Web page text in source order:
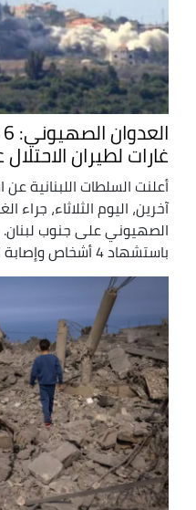
غارات لطيران
آخرين، اليوم الثلاثاء، جراء
الصهيوني على جنوب لبنان.
باستشهاد 4 أشخاص وإصابة اثنين ...